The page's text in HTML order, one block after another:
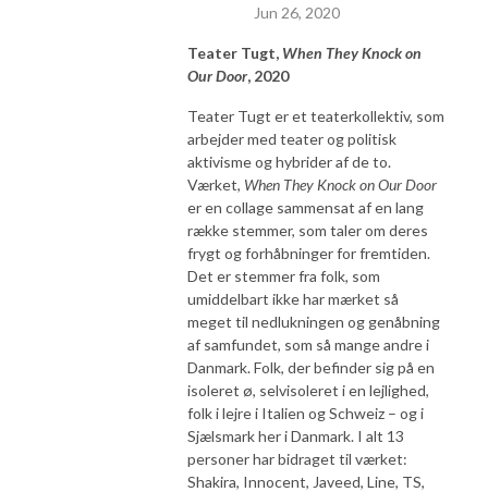
Jun 26, 2020
Teater Tugt, When They Knock on
Our Door, 2020
Teater Tugt er et teaterkollektiv, som
arbejder med teater og politisk
aktivisme og hybrider af de to.
Værket, When They Knock on Our Door
er en collage sammensat af en lang
række stemmer, som taler om deres
frygt og forhåbninger for fremtiden.
Det er stemmer fra folk, som
umiddelbart ikke har mærket så
meget til nedlukningen og genåbning
af samfundet, som så mange andre i
Danmark. Folk, der befinder sig på en
isoleret ø, selvisoleret i en lejlighed,
folk i lejre i Italien og Schweiz – og i
Sjælsmark her i Danmark. I alt 13
personer har bidraget til værket:
Shakira, Innocent, Javeed, Line, TS,